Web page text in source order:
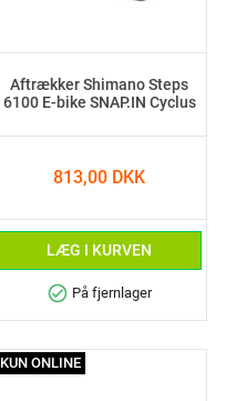
Aftrækker Shimano Steps
6100 E-bike SNAP.IN Cyclus
813,00 DKK
LÆG I KURVEN
check_circle På fjernlager
KUN ONLINE